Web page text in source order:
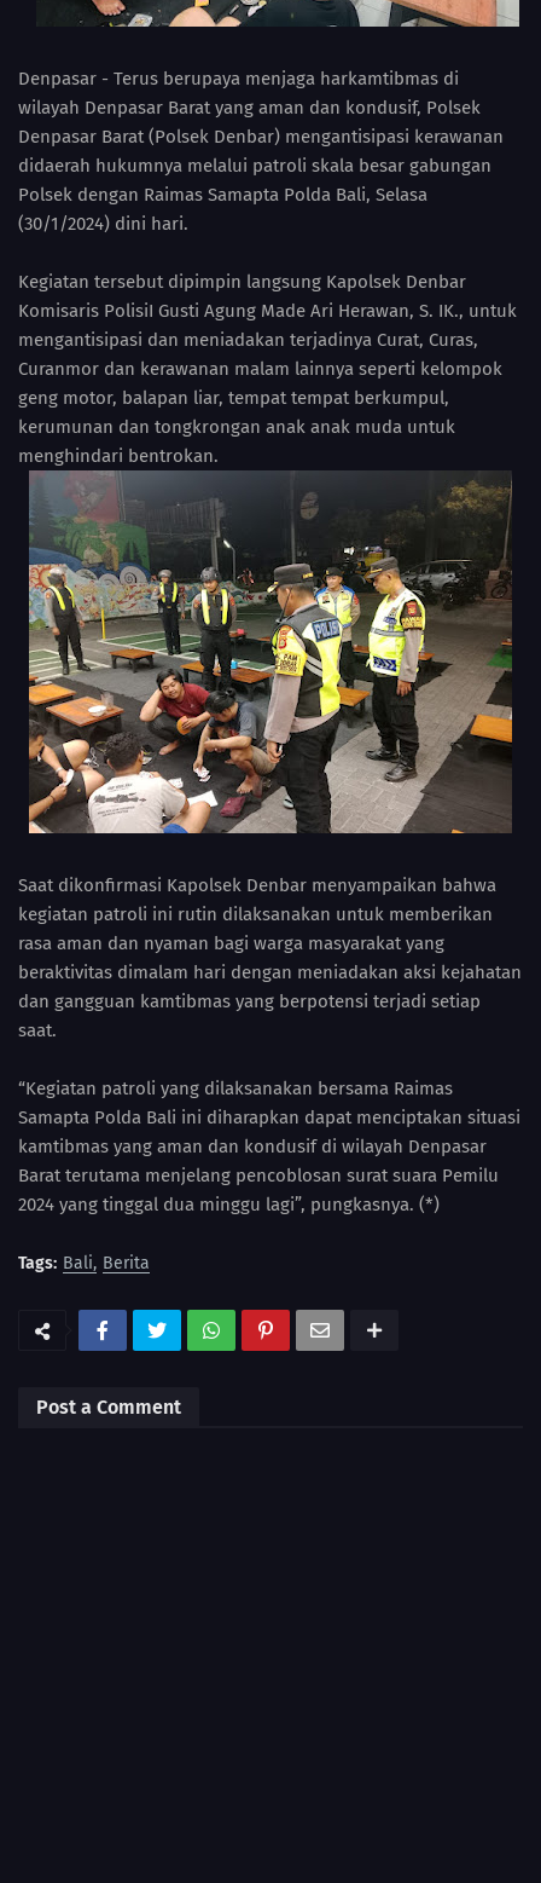
Denpasar - Terus berupaya menjaga harkamtibmas di
wilayah Denpasar Barat yang aman dan kondusif, Polsek
Denpasar Barat (Polsek Denbar) mengantisipasi kerawanan
didaerah hukumnya melalui patroli skala besar gabungan
Polsek dengan Raimas Samapta Polda Bali, Selasa
(30/1/2024) dini hari.
Kegiatan tersebut dipimpin langsung Kapolsek Denbar
Komisaris PolisiI Gusti Agung Made Ari Herawan, S. IK., untuk
mengantisipasi dan meniadakan terjadinya Curat, Curas,
Curanmor dan kerawanan malam lainnya seperti kelompok
geng motor, balapan liar, tempat tempat berkumpul,
kerumunan dan tongkrongan anak anak muda untuk
menghindari bentrokan.
Saat dikonfirmasi Kapolsek Denbar menyampaikan bahwa
kegiatan patroli ini rutin dilaksanakan untuk memberikan
rasa aman dan nyaman bagi warga masyarakat yang
beraktivitas dimalam hari dengan meniadakan aksi kejahatan
dan gangguan kamtibmas yang berpotensi terjadi setiap
saat.
“Kegiatan patroli yang dilaksanakan bersama Raimas
Samapta Polda Bali ini diharapkan dapat menciptakan situasi
kamtibmas yang aman dan kondusif di wilayah Denpasar
Barat terutama menjelang pencoblosan surat suara Pemilu
2024 yang tinggal dua minggu lagi”, pungkasnya. (*)
Tags: Bali Berita
Post a Comment